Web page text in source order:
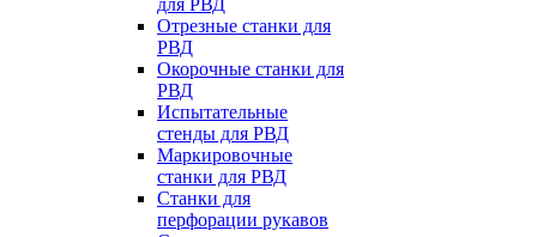
для РВД
Отрезные станки для
РВД
Окорочные станки для
РВД
Испытательные
стенды для РВД
Маркировочные
станки для РВД
Станки для
перфорации рукавов